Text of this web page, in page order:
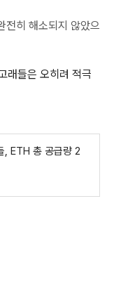
전히 해소되지 않았으
래들은 오히려 적극
, ETH 총 공급량 2